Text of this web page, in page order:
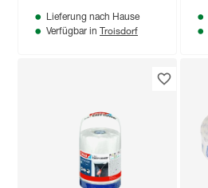
Lieferung nach Hause
Verfügbar in Troisdorf